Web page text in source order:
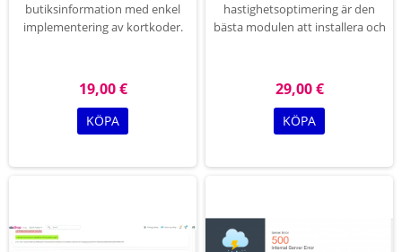
butiksinformation med enkel
implementering av kortkoder.
klick installation och ger
flexibilitet att placera dessa korta
koder var som helst i dina CMS-
sidor. Du kan placera flera
kan placera samma galleri över
19,00 €
KÖPA
hastighetsoptimering är den
bästa modulen att installera och
tid, databas optimering, HTML /
CSS / JavaScript minification och
GZIP , spara bandbredd och SEO
optimering
29,00 €
KÖPA